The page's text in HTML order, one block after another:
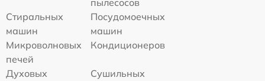
Стиральных
машин
Посудомоечных
машин
Микроволновых
печей
Кондиционеров
Духовых
Сушильных